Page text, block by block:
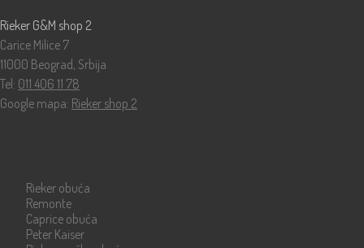
Rieker G&M shop 2
Carice Milice 7
11000 Beograd, Srbija
Tel: 011 406 11 78
Google mapa: Rieker shop 2
Rieker obuća
Remonte
Caprice obuća
Peter Kaiser